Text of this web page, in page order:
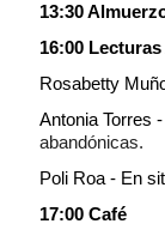
13:30
16:00
Rosabetty
Antonia Torres -
abandónicas.
Poli Roa - En
17:00 Café